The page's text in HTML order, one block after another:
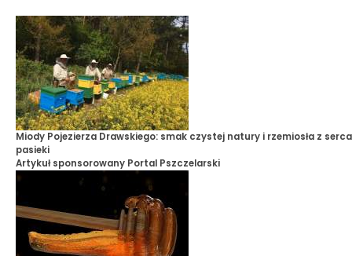
Miody Pojezierza Drawskiego: smak czystej natury i rzemiosła z
pasieki
Artykuł sponsorowany Portal Pszczelarski